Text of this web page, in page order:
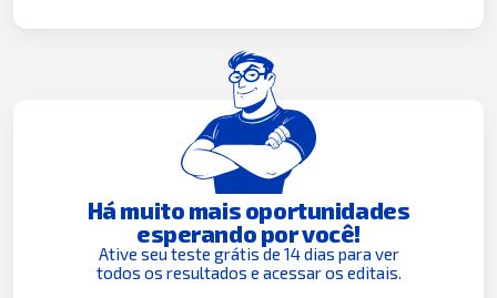
Há muito mais oportunidades
esperando por você!
Ative seu teste grátis de 14 dias para ver
todos os resultados e acessar os editais.